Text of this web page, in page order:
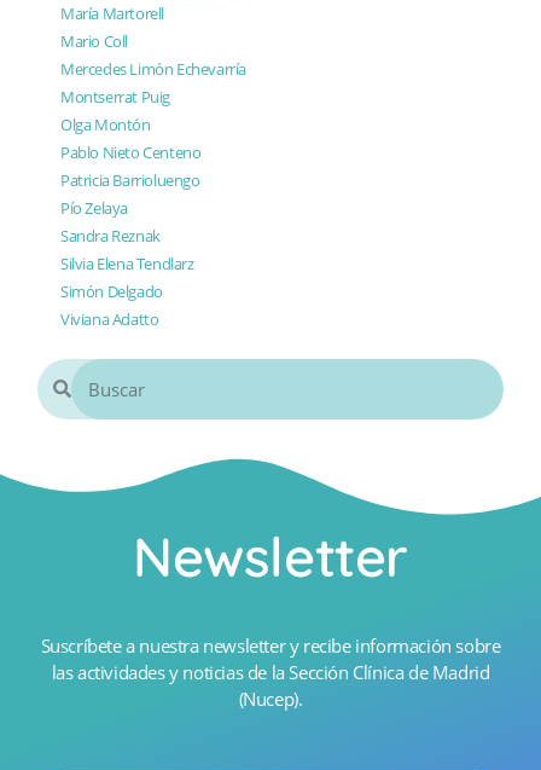
María Martorell
Mario Coll
Mercedes Limón Echevarría
Montserrat Puig
Olga Montón
Pablo Nieto Centeno
Patricia Barrioluengo
Pío Zelaya
Sandra Reznak
Silvia Elena Tendlarz
Simón Delgado
Viviana Adatto
Newsletter
Suscríbete a nuestra newsletter y recibe información sobre
las actividades y noticias de la Sección Clínica de Madrid
(Nucep).